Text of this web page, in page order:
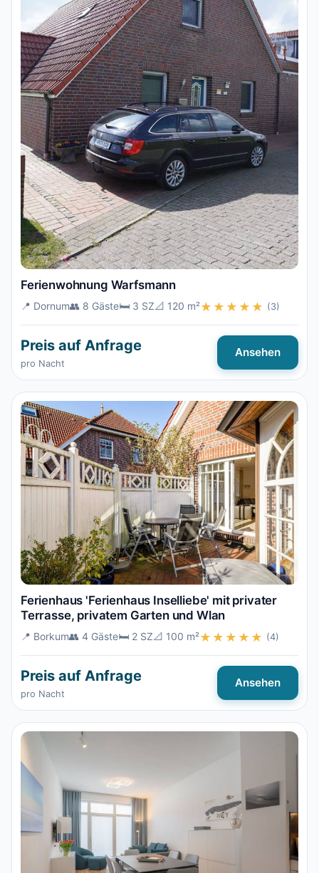
Ferienwohnung Warfsmann
📍 Dornum👥 8 Gäste🛏️ 3 SZ📐 120 m²★★★★★ (3)
Preis auf Anfrage
pro Nacht
Ansehen
Ferienhaus 'Ferienhaus Inselliebe' mit privater
Terrasse, privatem Garten und Wlan
📍 Borkum👥 4 Gäste🛏️ 2 SZ📐 100 m²★★★★★ (4)
Preis auf Anfrage
pro Nacht
Ansehen